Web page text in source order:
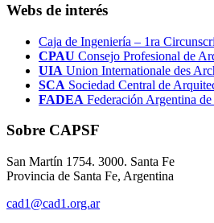
Webs de interés
Caja de Ingeniería – 1ra
CPAU Consejo Profesional de
UIA Union Internationale des
SCA Sociedad Central de
FADEA Federación Argentina
Sobre CAPSF
San Martín 1754. 3000. Santa Fe
Provincia de Santa Fe, Argentina
cad1@cad1.org.ar